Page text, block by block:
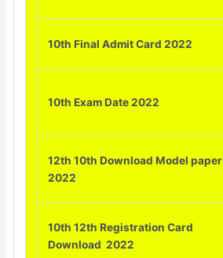
10th Final Admit Card 2022
10th Exam Date 2022
12th 10th Download Model paper
2022
10th 12th Registration Card
Download 2022